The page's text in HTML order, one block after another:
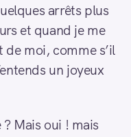
arrêts plus
et quand je me
moi, comme s’il
un joyeux
Mais oui ! mais